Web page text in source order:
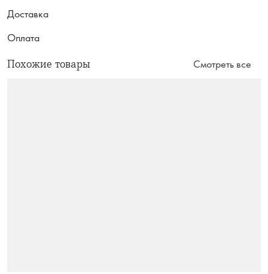
Доставка
Оплата
Похожие товары Смотреть все